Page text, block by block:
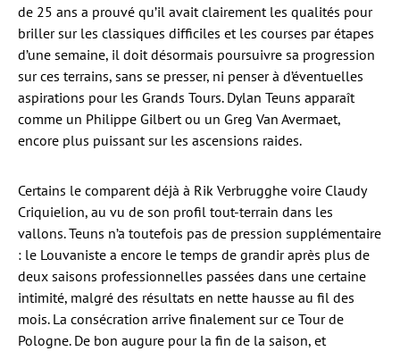
de 25 ans a prouvé qu’il avait clairement les qualités pour
briller sur les classiques difficiles et les courses par étapes
d’une semaine, il doit désormais poursuivre sa progression
sur ces terrains, sans se presser, ni penser à d’éventuelles
aspirations pour les Grands Tours. Dylan Teuns apparaît
comme un Philippe Gilbert ou un Greg Van Avermaet,
encore plus puissant sur les ascensions raides.
Certains le comparent déjà à Rik Verbrugghe voire Claudy
Criquielion, au vu de son profil tout-terrain dans les
vallons. Teuns n’a toutefois pas de pression supplémentaire
: le Louvaniste a encore le temps de grandir après plus de
deux saisons professionnelles passées dans une certaine
intimité, malgré des résultats en nette hausse au fil des
mois. La consécration arrive finalement sur ce Tour de
Pologne. De bon augure pour la fin de la saison, et